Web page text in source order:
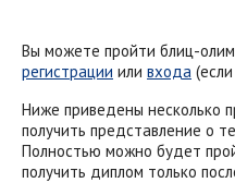
Вы можете пройти блиц-
регистрации или входа
Ниже приведены несколько
получить представление о
Полностью можно будет
получить диплом только